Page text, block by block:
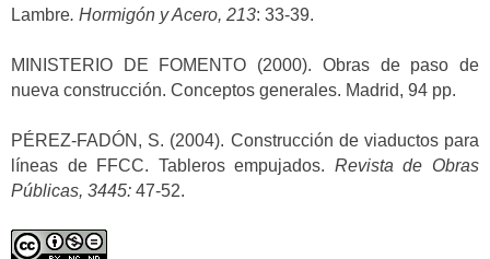
Lambre. Hormigón y Acero, 213: 33-39.
MINISTERIO DE FOMENTO (2000). Obras de paso de
nueva construcción. Conceptos generales. Madrid, 94 pp.
PÉREZ-FADÓN, S. (2004). Construcción de viaductos para
líneas de FFCC. Tableros empujados. Revista de Obras
Públicas, 3445: 47-52.